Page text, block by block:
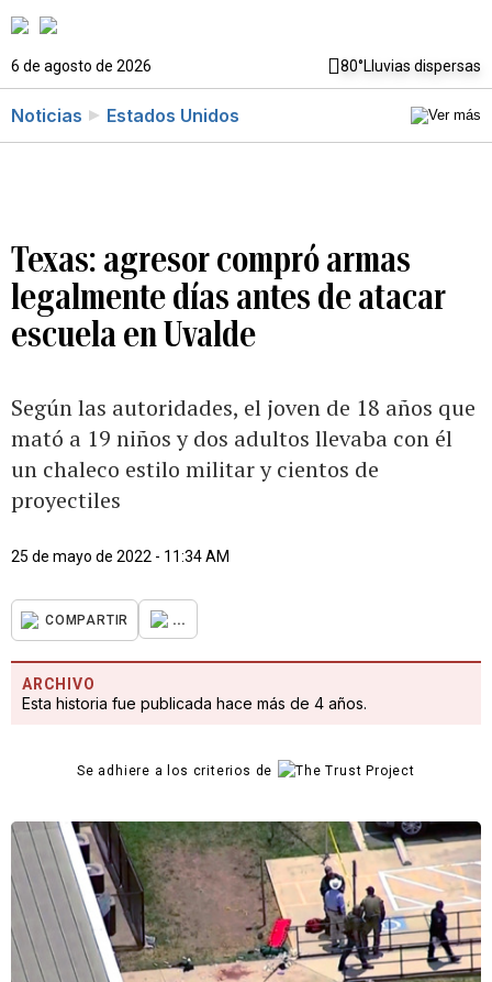
6 de agosto de 2026 80°Lluvias dispersas
Noticias Estados Unidos
Texas: agresor compró armas
legalmente días antes de atacar
escuela en Uvalde
Según las autoridades, el joven de 18 años que
mató a 19 niños y dos adultos llevaba con él
un chaleco estilo militar y cientos de
proyectiles
25 de mayo de 2022 - 11:34 AM
COMPARTIR ...
ARCHIVO
Esta historia fue publicada hace más de 4 años.
Se adhiere a los criterios de